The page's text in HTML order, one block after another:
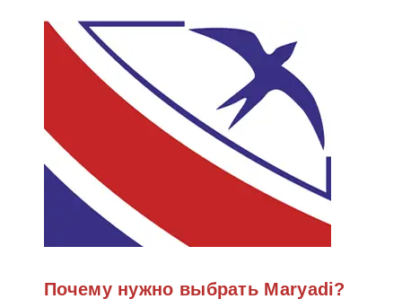
Почему нужно выбрать Maryadi?